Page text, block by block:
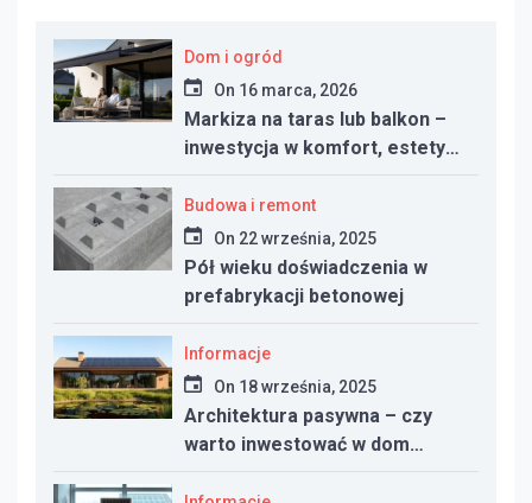
Dom i ogród
On 16 marca, 2026
Markiza na taras lub balkon –
inwestycja w komfort, estetykę
i funkcjonalność przestrzeni
Budowa i remont
On 22 września, 2025
Pół wieku doświadczenia w
prefabrykacji betonowej
Informacje
On 18 września, 2025
Architektura pasywna – czy
warto inwestować w dom
energooszczędny?